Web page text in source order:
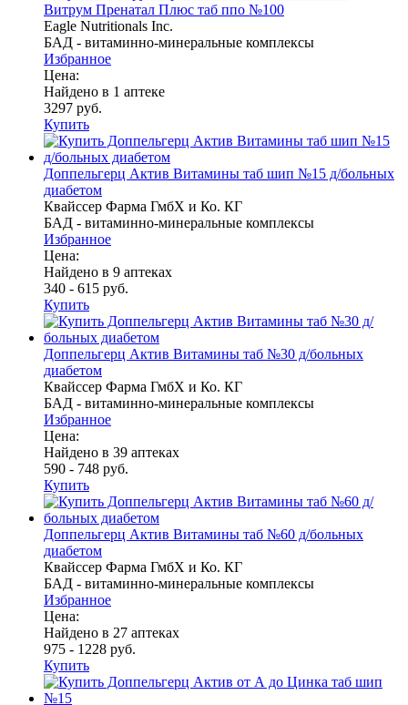
Витрум Пренатал Плюс таб ппо №100
Eagle Nutritionals Inc.
БАД - витаминно-минеральные комплексы
Избранное
Цена:
Найдено в 1 аптеке
3297 руб.
Купить
Доппельгерц Актив Витамины таб шип №15 д/больных
диабетом
Квайссер Фарма ГмбХ и Ко. КГ
БАД - витаминно-минеральные комплексы
Избранное
Цена:
Найдено в 9 аптеках
340 - 615 руб.
Купить
Доппельгерц Актив Витамины таб №30 д/больных
диабетом
Квайссер Фарма ГмбХ и Ко. КГ
БАД - витаминно-минеральные комплексы
Избранное
Цена:
Найдено в 39 аптеках
590 - 748 руб.
Купить
Доппельгерц Актив Витамины таб №60 д/больных
диабетом
Квайссер Фарма ГмбХ и Ко. КГ
БАД - витаминно-минеральные комплексы
Избранное
Цена:
Найдено в 27 аптеках
975 - 1228 руб.
Купить